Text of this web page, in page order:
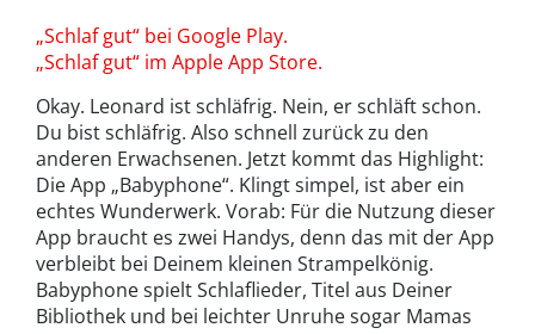
„Schlaf gut“ bei Google Play.
„Schlaf gut“ im Apple App Store.
Okay. Leonard ist schläfrig. Nein, er schläft schon.
Du bist schläfrig. Also schnell zurück zu den
anderen Erwachsenen. Jetzt kommt das Highlight:
Die App „Babyphone“. Klingt simpel, ist aber ein
echtes Wunderwerk. Vorab: Für die Nutzung dieser
App braucht es zwei Handys, denn das mit der App
verbleibt bei Deinem kleinen Strampelkönig.
Babyphone spielt Schlaflieder, Titel aus Deiner
Bibliothek und bei leichter Unruhe sogar Mamas